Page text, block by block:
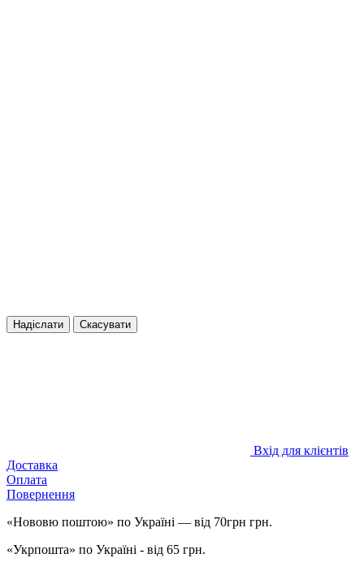
Надіслати Скасувати
Вхід для клієнтів
Доставка
Оплата
Повернення
«Нововю поштою» по Україні — від 70грн грн.
«Укрпошта» по Україні - від 65 грн.